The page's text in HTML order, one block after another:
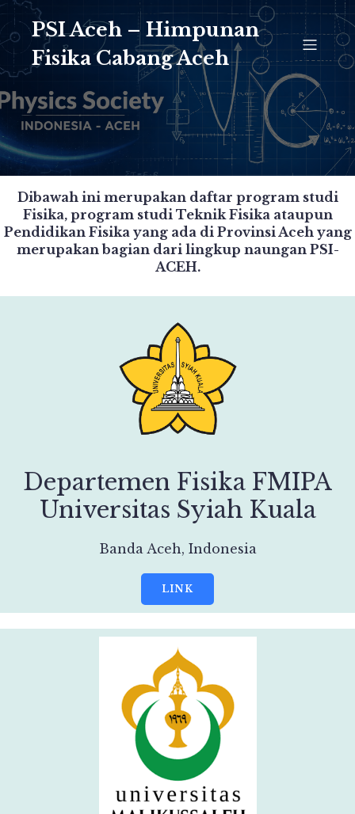
PSI Aceh – Himpunan
Fisika Cabang Aceh
Dibawah ini merupakan daftar program studi
Fisika, program studi Teknik Fisika ataupun
Pendidikan Fisika yang ada di Provinsi Aceh yang
merupakan bagian dari lingkup naungan PSI-
ACEH.
Departemen Fisika FMIPA
Universitas Syiah Kuala
Banda Aceh, Indonesia
LINK